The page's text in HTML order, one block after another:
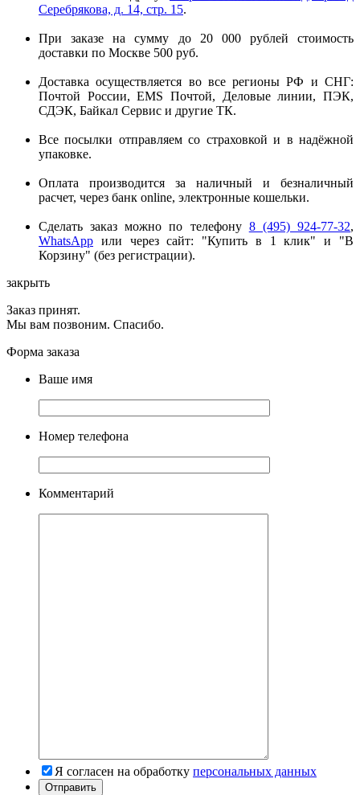
Серебрякова, д. 14, стр. 15.
При заказе на сумму до 20 000 рублей стоимость
доставки по Москве 500 руб.
Доставка осуществляется во все регионы РФ и СНГ:
Почтой России, EMS Почтой, Деловые линии, ПЭК,
СДЭК, Байкал Сервис и другие ТК.
Все посылки отправляем со страховкой и в надёжной
упаковке.
Оплата производится за наличный и безналичный
расчет, через банк online, электронные кошельки.
Сделать заказ можно по телефону 8 (495) 924-77-32,
WhatsApp или через сайт: "Купить в 1 клик" и "В
Корзину" (без регистрации).
закрыть
Заказ принят.
Мы вам позвоним. Спасибо.
Форма заказа
Ваше имя
Номер телефона
Комментарий
Я согласен на обработку персональных данных